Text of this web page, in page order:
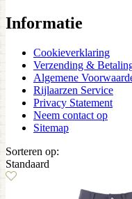
Informatie
Cookieverklaring
Verzending &
Algemene
Rijlaarzen Service
Privacy Statement
Neem contact op
Sitemap
Sorteren op:
Standaard